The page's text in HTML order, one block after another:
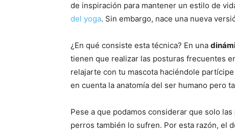
de inspiración para mantener un estilo de
del yoga. Sin embargo, nace una nueva
¿En qué consiste esta técnica? En una
tienen que realizar las posturas frecuentes
relajarte con tu mascota haciéndole
en cuenta la anatomía del ser humano pero
Pese a que podamos considerar que solo
perros también lo sufren. Por esta razón, el